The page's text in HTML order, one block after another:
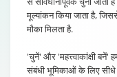
मूल्यांकन किया जाता है,
मौका मिलता है.
'चुनें' और 'महत्त्वाकांक्षी बनें'
संबंधी भूमिकाओं के लिए सीधे